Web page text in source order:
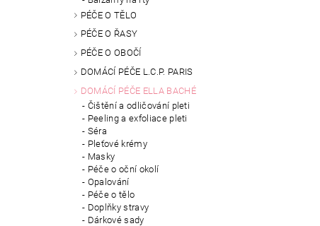
PÉČE O TĚLO
PÉČE O ŘASY
PÉČE O OBOČÍ
DOMÁCÍ PÉČE L.C.P. PARIS
DOMÁCÍ PÉČE ELLA BACHÉ
Čištění a odličování pleti
Peeling a exfoliace pleti
Séra
Pleťové krémy
Masky
Péče o oční okolí
Opalování
Péče o tělo
Doplňky stravy
Dárkové sady